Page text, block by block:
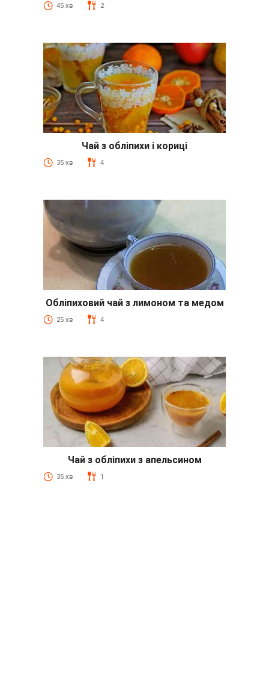
45 хв 2
Чай з обліпихи і кориці
35 хв 4
Обліпиховий чай з лимоном та медом
25 хв 4
Чай з обліпихи з апельсином
35 хв 1